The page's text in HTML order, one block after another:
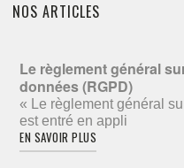
NOS ARTICLES
Le règlement général
données (RGPD)
« Le règlement général
est entré en appli
EN SAVOIR PLUS